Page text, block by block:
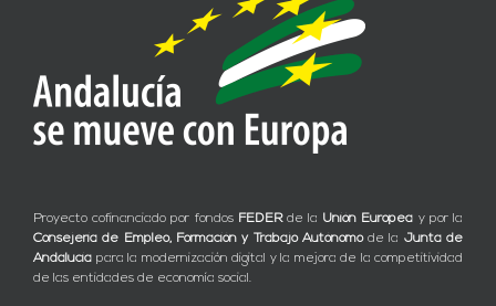
Proyecto cofinanciado por fondos FEDERde la Unión Europea y por la
Consejería de Empleo, Formación y Trabajo Autónomode la Junta de
Andalucía para la modernización digital y la mejora de la competitividad
de las entidades de economía social.